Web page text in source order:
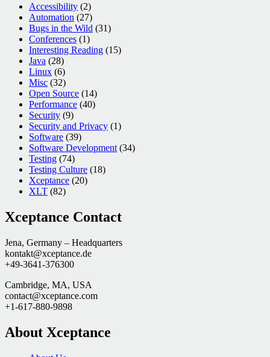
Accessibility (2)
Automation (27)
Bugs in the Wild (31)
Conferences (1)
Interesting Reading (15)
Java (28)
Linux (6)
Misc (32)
Open Source (14)
Performance (40)
Security (9)
Security and Privacy (1)
Software (39)
Software Development (34)
Testing (74)
Testing Culture (18)
Xceptance (20)
XLT (82)
Xceptance Contact
Jena, Germany – Headquarters
kontakt@xceptance.de
+49-3641-376300
Cambridge, MA, USA
contact@xceptance.com
+1-617-880-9898
About Xceptance